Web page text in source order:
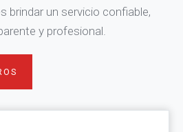
brindar un servicio confiable,
y profesional.